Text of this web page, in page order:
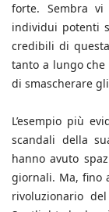
forte. Sembra
individui potenti
credibili di
tanto a lungo
di smascherare
L’esempio più
scandali della
hanno avuto
giornali. Ma, fino
rivoluzionario